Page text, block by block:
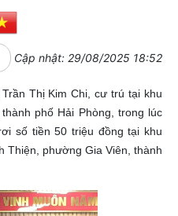
Cập nhật: 29/08/2025 18:52
Thị Kim Chi, cư trú tại khu
phố Hải Phòng, trong lúc
số tiền 50 triệu đồng tại khu
Thiện, phường Gia Viên, thành